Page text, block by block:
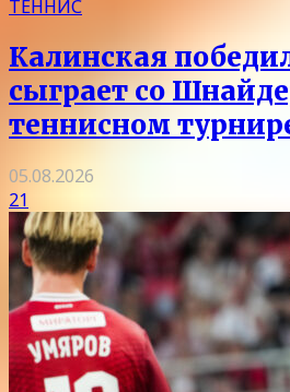
ТЕННИС
Калинская
сыграет со
теннисном
05.08.2026
21